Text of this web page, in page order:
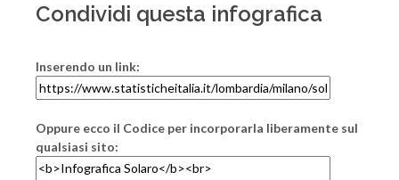
Condividi questa infografica
Inserendo un link:
Oppure ecco il Codice per incorporarla liberamente sul
qualsiasi sito: